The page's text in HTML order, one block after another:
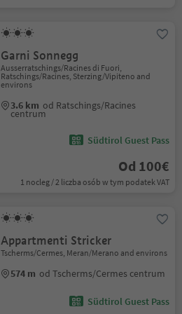
Garni Sonnegg
Ausserratschings/Racines di Fuori,
Ratschings/Racines, Sterzing/Vipiteno and
environs
3.6 km od Ratschings/Racines
centrum
Südtirol Guest Pass
Od 100€
1 nocleg / 2 liczba osób w tym podatek VAT
Appartmenti Stricker
Tscherms/Cermes, Meran/Merano and environs
574 m od Tscherms/Cermes centrum
Südtirol Guest Pass